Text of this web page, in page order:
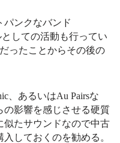
パンクなバンド
しての活動も行ってい
ったことからその後の
、あるいはAu Pairsな
の影響を感じさせる硬質
似たサウンドなので中古
しておくのを勧める。